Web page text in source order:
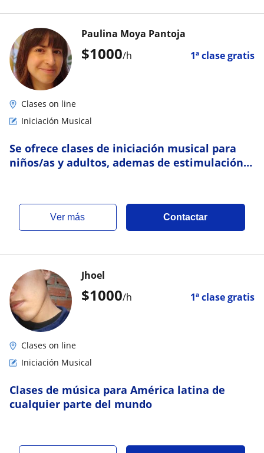
$1000/h 1ª clase gratis
Paulina Moya Pantoja
Clases on line
Iniciación Musical
Se ofrece clases de iniciación musical para
niños/as y adultos, ademas de estimulación
ver más Contactar
$1000/h 1ª clase gratis
Jhoel
Clases on line
Iniciación Musical
Clases de música para América latina de
cualquier parte del mundo